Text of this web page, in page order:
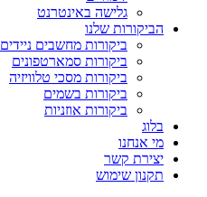
גלישה באינטרנט
הביקורות שלנו
ביקורות מחשבים ניידים
ביקורות סמארטפונים
ביקורות מסכי טלוויזיה
ביקורות בשמים
ביקורות אוזניות
בלוג
מי אנחנו
יצירת קשר
תקנון שימוש